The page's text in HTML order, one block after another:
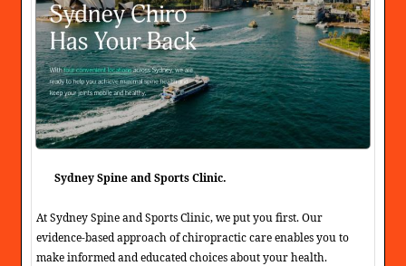
Sydney Spine and Sports Clinic.
At Sydney Spine and Sports Clinic, we put you first. Our
evidence-based approach of chiropractic care enables you to
make informed and educated choices about your health.